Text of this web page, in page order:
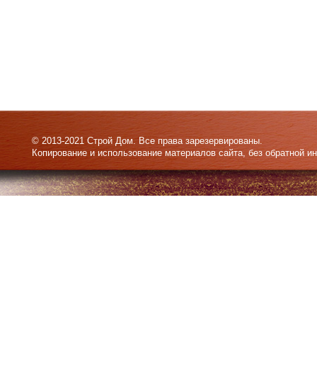
© 2013-2021 Строй Дом. Все права зарезервированы.
Копирование и использование материалов сайта, без обратной